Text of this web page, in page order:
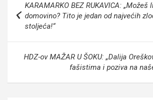
objava
KARAMARKO BEZ RUKAVICA: „Možeš
domovino? Tito je jedan od najvećih
stoljeća!“
HDZ-ov MAŽAR U ŠOKU: „Dalija
fašistima i poziva na